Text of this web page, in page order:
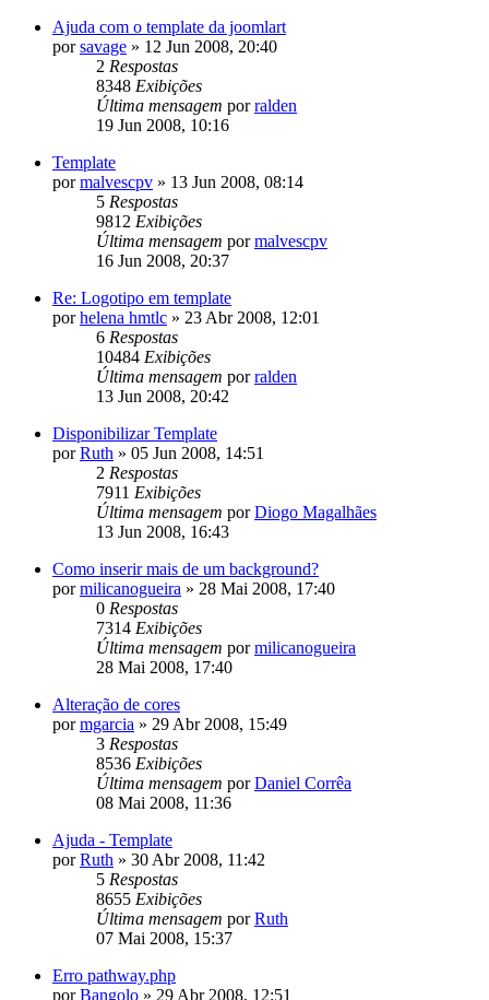
Ajuda com o template da joomlart
porsavage » 12 Jun 2008, 20:40
2 Respostas
8348 Exibições
Última mensagem porralden
19 Jun 2008, 10:16
Template
pormalvescpv » 13 Jun 2008, 08:14
5 Respostas
9812 Exibições
Última mensagem pormalvescpv
16 Jun 2008, 20:37
Re: Logotipo em template
porhelena hmtlc » 23 Abr 2008, 12:01
6 Respostas
10484 Exibições
Última mensagem porralden
13 Jun 2008, 20:42
Disponibilizar Template
porRuth » 05 Jun 2008, 14:51
2 Respostas
7911 Exibições
Última mensagem porDiogo Magalhães
13 Jun 2008, 16:43
Como inserir mais de um background?
pormilicanogueira » 28 Mai 2008, 17:40
0 Respostas
7314 Exibições
Última mensagem pormilicanogueira
28 Mai 2008, 17:40
Alteração de cores
pormgarcia » 29 Abr 2008, 15:49
3 Respostas
8536 Exibições
Última mensagem porDaniel Corrêa
08 Mai 2008, 11:36
Ajuda - Template
porRuth » 30 Abr 2008, 11:42
5 Respostas
8655 Exibições
Última mensagem porRuth
07 Mai 2008, 15:37
Erro pathway.php
porBangolo » 29 Abr 2008, 12:51